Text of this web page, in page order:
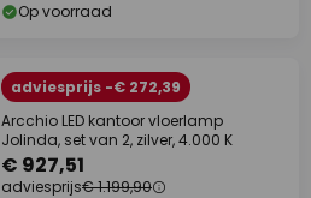
Op voorraad
adviesprijs -€ 272,39
Arcchio LED kantoor vloerlamp
Jolinda, set van 2, zilver, 4.000 K
€ 927,51
adviesprijs€ 1.199,90